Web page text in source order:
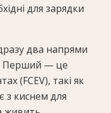
для зарядки
два напрями
Перший — це
(FCEV), такі як
з киснем для